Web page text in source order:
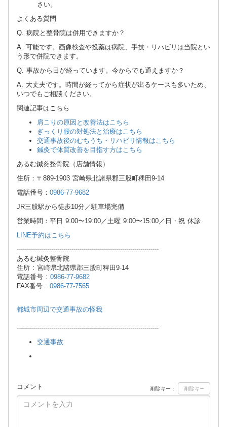
さい。
よくある質問
Q. 病院と整骨院は併用できますか？
A. 可能です。画像検査や投薬は病院、手技・リハビリは当院とい
う形で併院できます。
Q. 事故から日が経っています。今からでも通えますか？
A. 大丈夫です。時間が経ってから症状が出るケースも多いため、
いつでもご相談ください。
関連記事はこちら
肩こりの原因と改善法はこちら
ぎっくり腰の対処法と治療はこちら
交通事故後のむちうち・リハビリ情報はこちら
鍼灸で体質改善を目指す方はこちら
あるむ鍼灸整骨院（店舗情報）
住所：〒889-1903 宮崎県北諸県郡三股町稗田9-14
電話番号： 0986-77-9682
JR三股駅から徒歩10分／駐車場完備
営業時間：平日 9:00〜19:00／土曜 9:00〜15:00／日・祝 休診
LINE予約はこちら
----------------------------------------------------------------------
あるむ鍼灸整骨院
住所 : 宮崎県北諸県郡三股町稗田9-14
電話番号 : 0986-77-9682
FAX番号 : 0986-77-7565
都城市周辺で交通事故の怪我
----------------------------------------------------------------------
交通事故
コメント 削除キー：